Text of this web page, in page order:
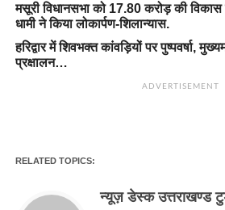
मसूरी विधानसभा को 17.80 करोड़ की
धामी ने किया लोकार्पण-शिलान्यास.
हरिद्वार में शिवभक्त कांवड़ियों पर पुष्पवर्षा,
प्रक्षालन…
ADVERTISEMENT
RELATED TOPICS:
न्यूज़ डेस्क उत्तराखण्ड